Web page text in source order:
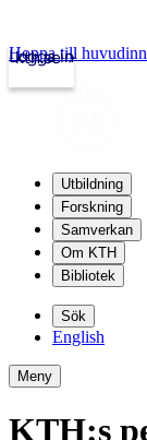
kth.se
Logga in
Hoppa till
Utbildning
Forskning
Samverkan
Om KTH
Bibliotek
Sök
English
Meny
KTH:s